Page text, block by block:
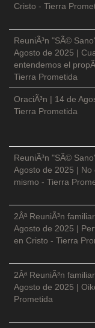
Cristo - Tierra
ReuniÃ³n "SÃ©
Agosto de 2025 |
entendemos el
Tierra Prometida
OraciÃ³n | 14 de
Tierra Prometida
ReuniÃ³n "SÃ©
Agosto de 2025 | No
mismo - Tierra
2Âª ReuniÃ³n
Agosto de 2025 |
en Cristo - Tierra
2Âª ReuniÃ³n
Agosto de 2025 |
Prometida